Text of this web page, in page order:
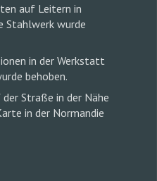
auf Leitern in
Stahlwerk wurde
in der Werkstatt
behoben.
Straße in der Nähe
in der Normandie